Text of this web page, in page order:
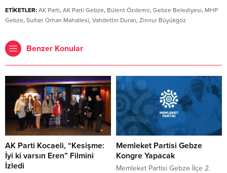
ETİKETLER: AK Parti, AK Parti Gebze, Bülent Özdemir, Gebze Belediyesi, MHP
Gebze, Sultan Orhan Mahallesi, Vahdettin Duran, Zinnur Büyükgöz
Benzer Konular
AK Parti Kocaeli, “Kesişme:
İyi ki varsın Eren” Filmini
İzledi
Memleket Partisi Gebze
Kongre Yapacak
Memleket Partisi Gebze İlçe 2.